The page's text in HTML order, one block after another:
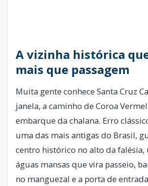
A vizinha histórica
mais que passagem
Muita gente conhece Santa Cruz
janela, a caminho de Coroa
embarque da chalana. Erro
uma das mais antigas do Brasil,
centro histórico no alto da falésia,
águas mansas que vira passeio,
no manguezal e a porta de